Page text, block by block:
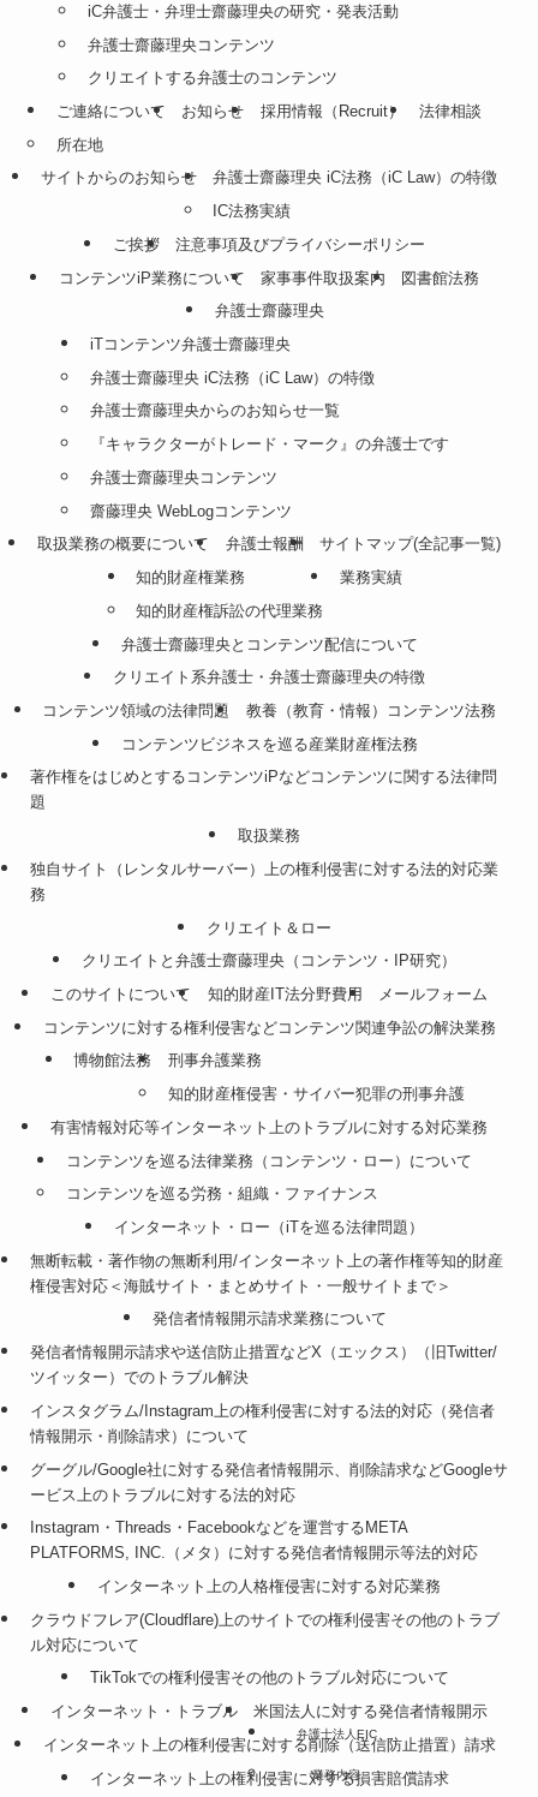
iC弁護士・弁理士齋藤理央の研究・発表活動
弁護士齋藤理央コンテンツ
クリエイトする弁護士のコンテンツ
ご連絡について
所在地
お知らせ 採用情報（Recruit） 法律相談
サイトからのお知らせ
弁護士齋藤理央 iC法務（iC Law）の特徴
IC法務実績
ご挨拶
注意事項及びプライバシーポリシー
コンテンツiP業務について
家事事件取扱案内
図書館法務
弁護士齋藤理央
iTコンテンツ弁護士齋藤理央
弁護士齋藤理央 iC法務（iC Law）の特徴
弁護士齋藤理央からのお知らせ一覧
『キャラクターがトレード・マーク』の弁護士です
弁護士齋藤理央コンテンツ
齋藤理央 WebLogコンテンツ
取扱業務の概要について
弁護士報酬
サイトマップ(全記事一覧)
知的財産権業務
知的財産権訴訟の代理業務
業務実績
弁護士齋藤理央とコンテンツ配信について
クリエイト系弁護士・弁護士齋藤理央の特徴
コンテンツ領域の法律問題
教養（教育・情報）コンテンツ法務
コンテンツビジネスを巡る産業財産権法務
著作権をはじめとするコンテンツiPなどコンテンツに関する法律問
題
取扱業務
独自サイト（レンタルサーバー）上の権利侵害に対する法的対応業
務
クリエイト＆ロー
クリエイトと弁護士齋藤理央（コンテンツ・IP研究）
このサイトについて
知的財産IT法分野費用
メールフォーム
コンテンツに対する権利侵害などコンテンツ関連争訟の解決業務
博物館法務
刑事弁護業務
知的財産権侵害・サイバー犯罪の刑事弁護
有害情報対応等インターネット上のトラブルに対する対応業務
コンテンツを巡る法律業務（コンテンツ・ロー）について
コンテンツを巡る労務・組織・ファイナンス
インターネット・ロー（iTを巡る法律問題）
無断転載・著作物の無断利用/インターネット上の著作権等知的財産
権侵害対応＜海賊サイト・まとめサイト・一般サイトまで＞
発信者情報開示請求業務について
発信者情報開示請求や送信防止措置などX（エックス）（旧Twitter/
ツイッター）でのトラブル解決
インスタグラム/Instagram上の権利侵害に対する法的対応（発信者
情報開示・削除請求）について
グーグル/Google社に対する発信者情報開示、削除請求などGoogleサ
ービス上のトラブルに対する法的対応
Instagram・Threads・Facebookなどを運営するMETA
PLATFORMS, INC.（メタ）に対する発信者情報開示等法的対応
インターネット上の人格権侵害に対する対応業務
クラウドフレア(Cloudflare)上のサイトでの権利侵害その他のトラブ
ル対応について
TikTokでの権利侵害その他のトラブル対応について
インターネット・トラブル
米国法人に対する発信者情報開示
インターネット上の権利侵害に対する削除（送信防止措置）請求
インターネット上の権利侵害に対する損害賠償請求
弁護士法人EIC
業務内容